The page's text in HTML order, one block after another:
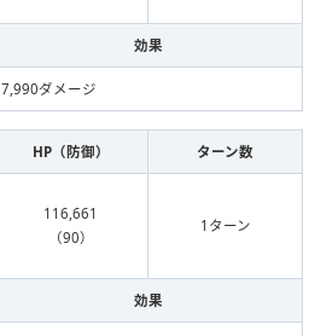
効果
7,990ダメージ
HP（防御） ターン数
116,661
（90）
1ターン
効果